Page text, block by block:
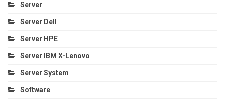
Server
Server Dell
Server HPE
Server IBM X-Lenovo
Server System
Software